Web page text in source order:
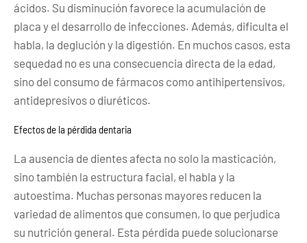
ácidos. Su disminución favorece la acumulación de
placa y el desarrollo de infecciones. Además, dificulta el
habla, la deglución y la digestión. En muchos casos, esta
sequedad no es una consecuencia directa de la edad,
sino del consumo de fármacos como antihipertensivos,
antidepresivos o diuréticos.
Efectos de la pérdida dentaria
La ausencia de dientes afecta no solo la masticación,
sino también la estructura facial, el habla y la
autoestima. Muchas personas mayores reducen la
variedad de alimentos que consumen, lo que perjudica
su nutrición general. Esta pérdida puede solucionarse